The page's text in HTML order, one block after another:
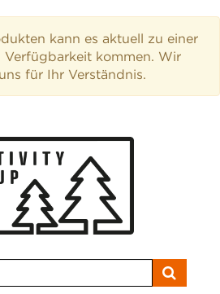
kann es aktuell zu einer
Verfügbarkeit kommen. Wir
für Ihr Verständnis.